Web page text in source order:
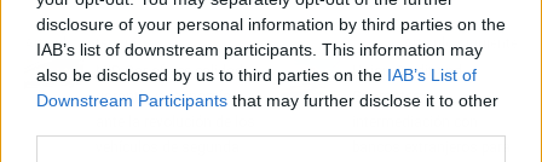
disclosure of your personal information by third parties on the
IAB’s list of downstream participants. This information may
also be disclosed by us to third parties on the IAB’s List of
Downstream Participants that may further disclose it to other
Artículo anterior
MID Car ofrece calidad,
garantía y economía
Artículo siguiente
Union Credit and
Guarantee,